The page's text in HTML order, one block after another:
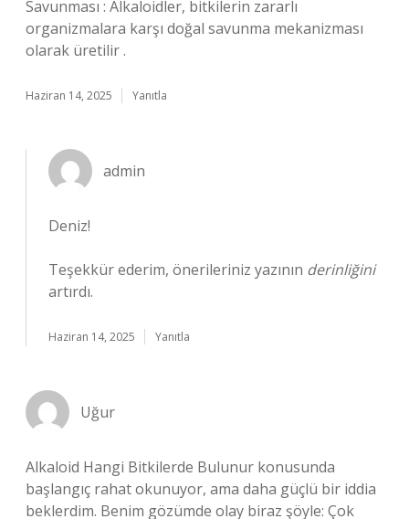
Savunması : Alkaloidler, bitkilerin zararlı
organizmalara karşı doğal savunma mekanizması
olarak üretilir .
Haziran 14, 2025 Yanıtla
admin
Deniz!
Teşekkür ederim, önerileriniz yazının derinliğini
artırdı.
Haziran 14, 2025 Yanıtla
Uğur
Alkaloid Hangi Bitkilerde Bulunur konusunda
başlangıç rahat okunuyor, ama daha güçlü bir iddia
beklerdim. Benim gözümde olay biraz şöyle: Çok